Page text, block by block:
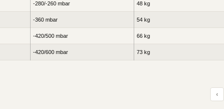
-280/-260 mbar 48 kg
-360 mbar 54 kg
-420/500 mbar 66 kg
-420/600 mbar 73 kg
‹